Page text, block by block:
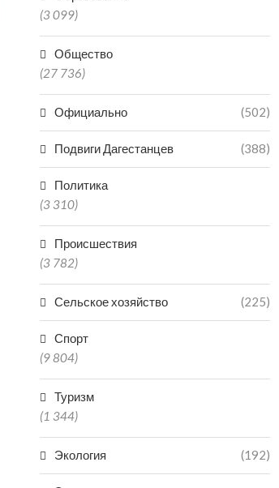
ЧЕМПИОНАТЕ РОССИИ НЕ
ГАРАНТИРУЕТ УЧАСТИЯ...
06.08.2026
(3 099)
Общество
(27 736)
Официально (502)
Подвиги Дагестанцев (388)
Политика
(3 310)
Происшествия
(3 782)
Сельское хозяйство (225)
Спорт
(9 804)
Туризм
(1 344)
Экология (192)